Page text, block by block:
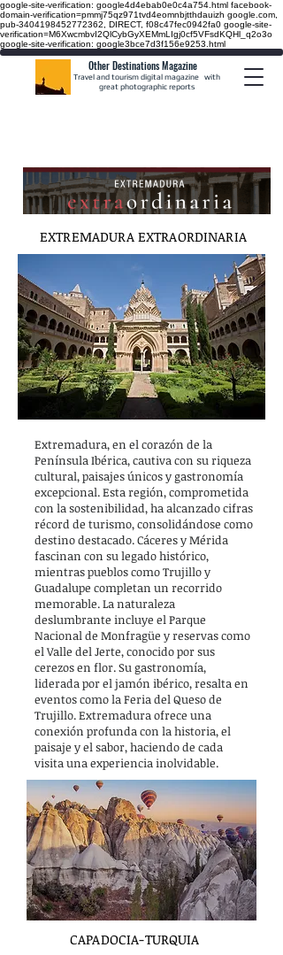
google-site-verification: google4d4ebab0e0c4a754.html facebook-
domain-verification=pmmj75qz971tvd4eomnbjtthdauizh google.com,
pub-3404198452772362, DIRECT, f08c47fec0942fa0 google-site-
verification=M6XwcmbvI2QlCybGyXEMmLIgj0cf5VFsdKQHl_q2o3o
google-site-verification: google3bce7d3f156e9253.html
Other Destinations Magazine
Travel and tourism digital magazine with
great photographic reports
EXTREMADURA EXTRAORDINARIA
Extremadura, en el corazón de la
Península Ibérica, cautiva con su riqueza
cultural, paisajes únicos y gastronomía
excepcional. Esta región, comprometida
con la sostenibilidad, ha alcanzado cifras
récord de turismo, consolidándose como
destino destacado. Cáceres y Mérida
fascinan con su legado histórico,
mientras pueblos como Trujillo y
Guadalupe completan un recorrido
memorable. La naturaleza
deslumbrante incluye el Parque
Nacional de Monfragüe y reservas como
el Valle del Jerte, conocido por sus
cerezos en flor. Su gastronomía,
liderada por el jamón ibérico, resalta en
eventos como la Feria del Queso de
Trujillo. Extremadura ofrece una
conexión profunda con la historia, el
paisaje y el sabor, haciendo de cada
visita una experiencia inolvidable.
CAPADOCIA-TURQUIA